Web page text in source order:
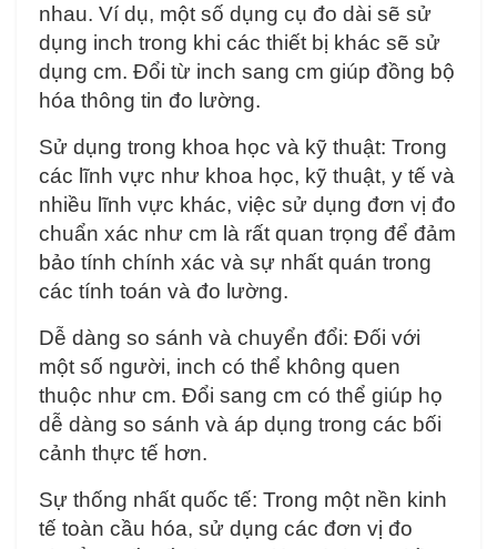
nhau. Ví dụ, một số dụng cụ đo dài sẽ sử
dụng inch trong khi các thiết bị khác sẽ sử
dụng cm. Đổi từ inch sang cm giúp đồng bộ
hóa thông tin đo lường.
Sử dụng trong khoa học và kỹ thuật: Trong
các lĩnh vực như khoa học, kỹ thuật, y tế và
nhiều lĩnh vực khác, việc sử dụng đơn vị đo
chuẩn xác như cm là rất quan trọng để đảm
bảo tính chính xác và sự nhất quán trong
các tính toán và đo lường.
Dễ dàng so sánh và chuyển đổi: Đối với
một số người, inch có thể không quen
thuộc như cm. Đổi sang cm có thể giúp họ
dễ dàng so sánh và áp dụng trong các bối
cảnh thực tế hơn.
Sự thống nhất quốc tế: Trong một nền kinh
tế toàn cầu hóa, sử dụng các đơn vị đo